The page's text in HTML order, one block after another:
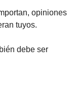
opiniones
tuyos.
debe ser